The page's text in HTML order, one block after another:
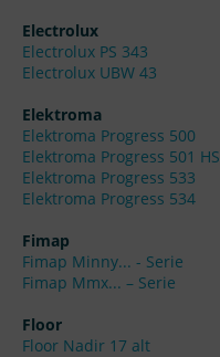
Electrolux
Electrolux PS 343
Electrolux UBW 43
Elektroma
Elektroma Progress 500
Elektroma Progress 501 HS
Elektroma Progress 533
Elektroma Progress 534
Fimap
Fimap Minny... - Serie
Fimap Mmx... – Serie
Floor
Floor Nadir 17 alt